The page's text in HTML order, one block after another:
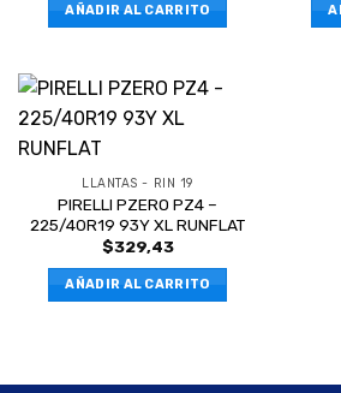
AÑADIR AL CARRITO
LLANTAS - RIN 19
PIRELLI PZERO PZ4 –
225/40R19 93Y XL RUNFLAT
$329,43
AÑADIR AL CARRITO